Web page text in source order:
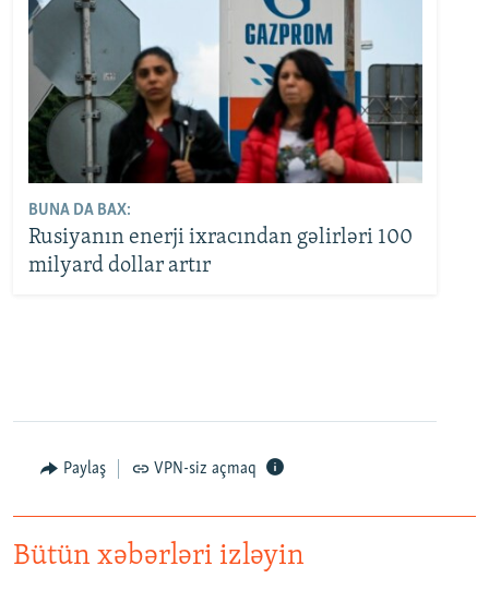
BUNA DA BAX:
Rusiyanın enerji ixracından gəlirləri 100
milyard dollar artır
Paylaş VPN-siz açmaq
Bütün xəbərləri izləyin